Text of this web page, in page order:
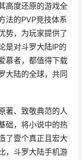
高度还原的游戏全
法的PVP竞技体系
势，为玩家提供了
是对斗罗大陆IP的
慕者，都值得下载
大陆的全球，共同
著、致敬典范的人
础，将小说中的热
了壹个真正且宏大
，斗罗大陆手机游